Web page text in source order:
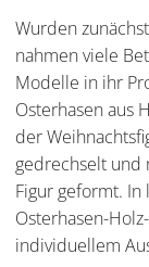
Wurden
nahmen viele
Modelle in ihr
Osterhasen aus
der
gedrechselt und
Figur geformt.
Osterhasen-
individuellem